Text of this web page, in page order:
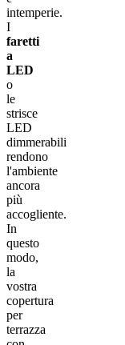
intemperie.
I
faretti
a
LED
o
le
strisce
LED
dimmerabili
rendono
l'ambiente
ancora
più
accogliente.
In
questo
modo,
la
vostra
copertura
per
terrazza